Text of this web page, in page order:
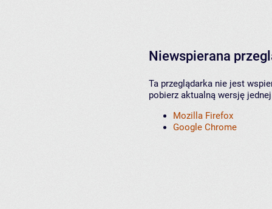
Niewspierana
Ta przeglądarka nie jest
pobierz aktualną wersję
Mozilla Firefox
Google Chrome